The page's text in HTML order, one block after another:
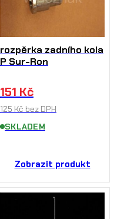
rozpěrka zadního kola
P Sur-Ron
151 Kč
125 Kč bez DPH
SKLADEM
Zobrazit produkt